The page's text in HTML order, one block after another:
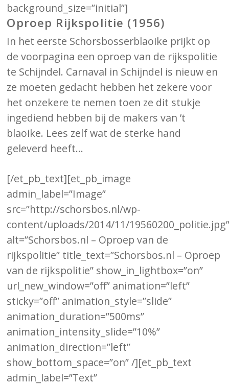
background_size=”initial”]
Oproep Rijkspolitie (1956)
In het eerste Schorsbosserblaoike prijkt op
de voorpagina een oproep van de rijkspolitie
te Schijndel. Carnaval in Schijndel is nieuw en
ze moeten gedacht hebben het zekere voor
het onzekere te nemen toen ze dit stukje
ingediend hebben bij de makers van ’t
blaoike. Lees zelf wat de sterke hand
geleverd heeft…
[/et_pb_text][et_pb_image
admin_label=”Image”
src=”http://schorsbos.nl/wp-
content/uploads/2014/11/
alt=”Schorsbos.nl – Oproep van de
rijkspolitie” title_text=”Schorsbos.nl – Oproep
van de rijkspolitie” show_in_lightbox=”on”
url_new_window=”off” animation=”left”
sticky=”off” animation_style=”slide”
animation_duration=”500ms”
animation_intensity_slide=”10%”
animation_direction=”left”
show_bottom_space=”on” /][et_pb_text
admin_label=”Text”